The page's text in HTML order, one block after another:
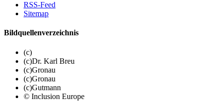
RSS-Feed
Sitemap
Bildquellenverzeichnis
(c)
(c)Dr. Karl Breu
(c)Gronau
(c)Gronau
(c)Gutmann
© Inclusion Europe